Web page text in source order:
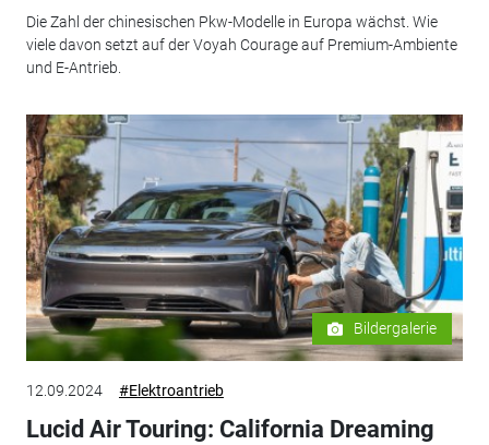
Die Zahl der chinesischen Pkw-Modelle in Europa wächst. Wie
viele davon setzt auf der Voyah Courage auf Premium-Ambiente
und E-Antrieb.
Bildergalerie
12.09.2024 #Elektroantrieb
Lucid Air Touring: California Dreaming